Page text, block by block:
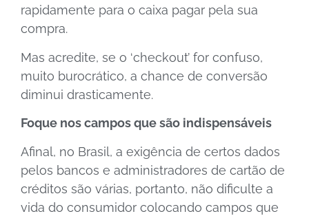
rapidamente para o caixa pagar pela sua
compra.
Mas acredite, se o ‘checkout’ for confuso,
muito burocrático, a chance de conversão
diminui drasticamente.
Foque nos campos que são indispensáveis
Afinal, no Brasil, a exigência de certos dados
pelos bancos e administradores de cartão de
créditos são várias, portanto, não dificulte a
vida do consumidor colocando campos que